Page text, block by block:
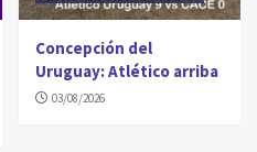
Concepción del
Uruguay: Atlético arriba
03/08/2026